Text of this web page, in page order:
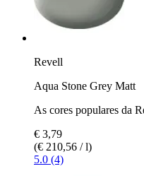
Revell
Aqua Stone Grey Matt
As cores populares da
€ 3,79
(€ 210,56 / l)
5.0 (4)